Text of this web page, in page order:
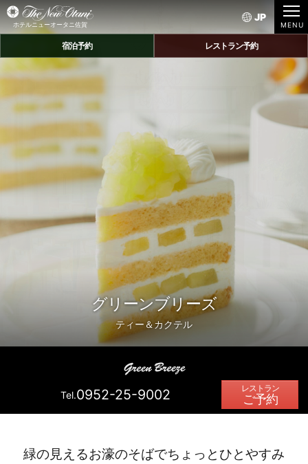
ホテルニューオータニ佐賀
JP
宿泊予約 レストラン予約
グリーンブリーズ
ティー＆カクテル
Tel.0952-25-9002 ご予約
緑の見えるお濠のそばでちょっとひとやすみ